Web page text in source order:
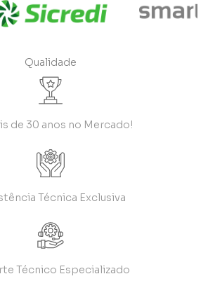
Qualidade
de 30 anos no Mercado!
Técnica Exclusiva
Técnico Especializado